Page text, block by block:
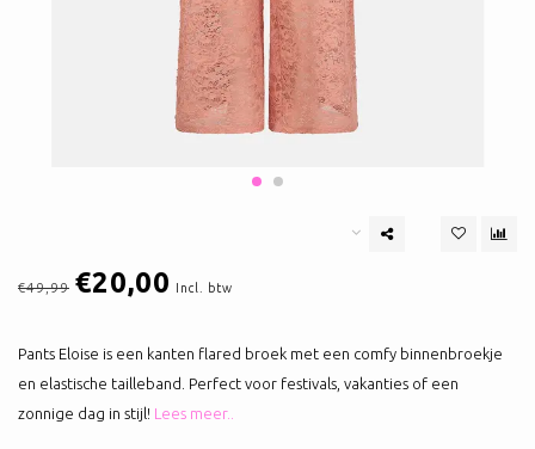
€49,99 €20,00 Incl. btw
Pants Eloise is een kanten flared broek met een comfy binnenbroekje
en elastische tailleband. Perfect voor festivals, vakanties of een
zonnige dag in stijl! Lees meer..